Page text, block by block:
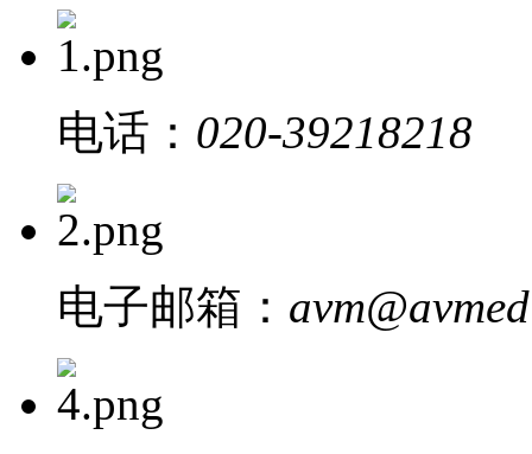
电话： 020-39218218
电子邮箱：